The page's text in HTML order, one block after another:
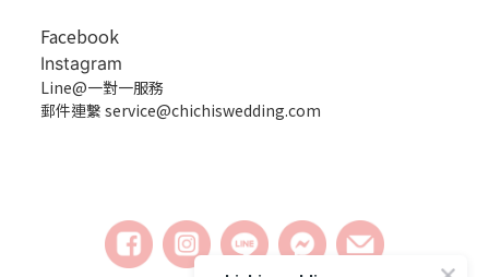
Facebook
Instagram
Line@一對一服務
郵件連繫 service@chichiswedding.com